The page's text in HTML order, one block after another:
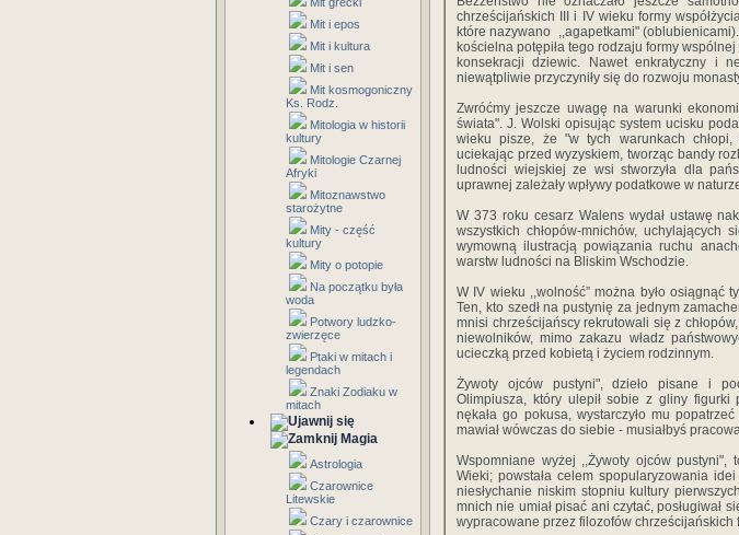
Mit i epos
Mit i kultura
Mit i sen
Mit kosmogoniczny
Ks. Rodz.
Mitologia w historii
kultury
Mitologie Czarnej
Afryki
Mitoznawstwo
starożytne
Mity - część
kultury
Mity o potopie
Na początku była
woda
Potwory ludzko-
zwierzęce
Ptaki w mitach i
legendach
Znaki Zodiaku w
mitach
Magia
Astrologia
Czarownice
Litewskie
Czary i czarownice
chrześcijańskich III i IV wieku formy
które nazywano ,,agapetkami"
kościelna potępiła tego rodzaju formy
konsekracji dziewic. Nawet enkratyczny i
niewątpliwie przyczyniły się do rozwoju
Zwróćmy jeszcze uwagę na warunki
świata". J. Wolski opisując system ucisku
wieku pisze, że "w tych warunkach chłopi,
uciekając przed wyzyskiem, tworząc bandy
ludności wiejskiej ze wsi stworzyła dla
uprawnej zależały wpływy podatkowe w
W 373 roku cesarz Walens wydał ustawę
wszystkich chłopów-mnichów, uchylających
wymowną ilustracją powiązania ruchu
warstw ludności na Bliskim Wschodzie.
W IV wieku ,,wolność” można było osiągnąć
Ten, kto szedł na pustynię za jednym
mnisi chrześcijańscy rekrutowali się z
niewolników, mimo zakazu władz
ucieczką przed kobietą i życiem rodzinnym.
Żywoty ojców pustyni", dzieło pisane i
Olimpiusza, który ulepił sobie z gliny
nękała go pokusa, wystarczyło mu
mawiał wówczas do siebie - musiałbyś
Wspomniane wyżej ,,Żywoty ojców
Wieki; powstała celem spopularyzowania
niesłychanie niskim stopniu kultury
mnich nie umiał pisać ani czytać, posługiwał
wypracowane przez filozofów chrześcijańskich